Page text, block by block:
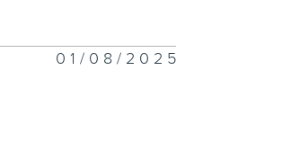
01/08/2025